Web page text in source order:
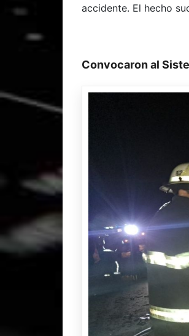
accidente. El hecho
Convocaron al